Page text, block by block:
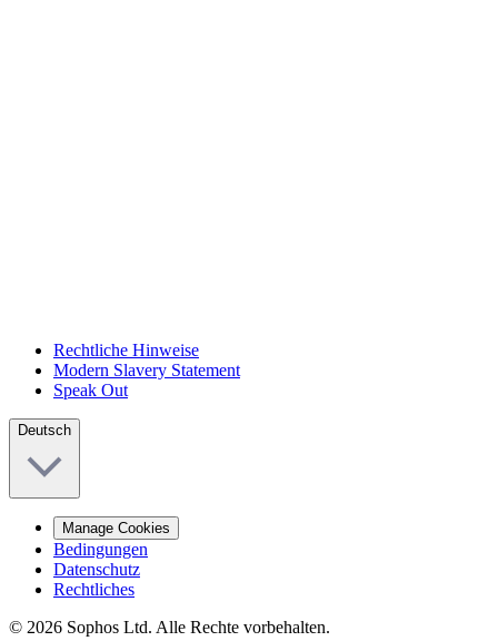
Rechtliche Hinweise
Modern Slavery Statement
Speak Out
Deutsch
Manage Cookies
Bedingungen
Datenschutz
Rechtliches
© 2026 Sophos Ltd. Alle Rechte vorbehalten.